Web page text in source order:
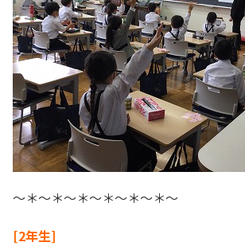
～＊～＊～＊～＊～＊～＊～
[2年生]